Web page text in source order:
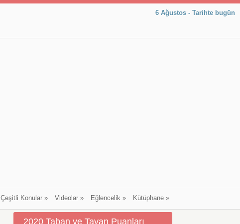
6 Ağustos - Tarihte bugün
Çeşitli Konular» Videolar» Eğlencelik» Kütüphane»
2020 Taban ve Tavan Puanları